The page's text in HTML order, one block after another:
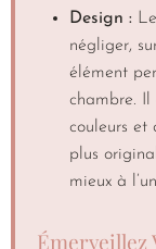
Design :
négliger,
élément
chambre. Il
couleurs et
plus
mieux à
Émerveillez